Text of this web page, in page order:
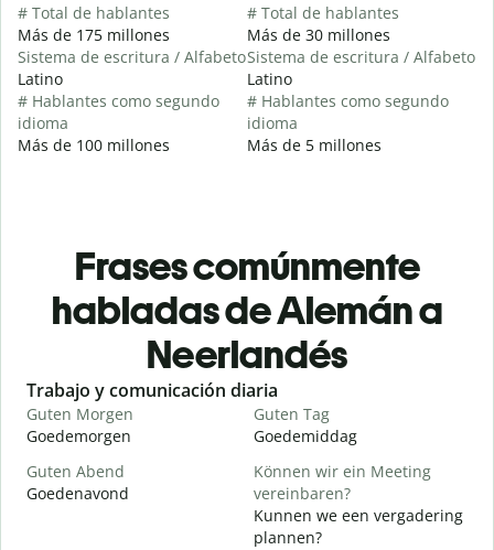
# Total de hablantes
Más de 175 millones
Sistema de escritura / Alfabeto
Latino
# Hablantes como segundo
idioma
Más de 100 millones
# Total de hablantes
Más de 30 millones
Sistema de escritura / Alfabeto
Latino
# Hablantes como segundo
idioma
Más de 5 millones
Frases comúnmente
habladas de Alemán a
Neerlandés
Slide 1 of 6
Trabajo y comunicación diaria
Guten Morgen
Goedemorgen
Guten Tag
Goedemiddag
Guten Abend
Goedenavond
Können wir ein Meeting
vereinbaren?
Kunnen we een vergadering
plannen?